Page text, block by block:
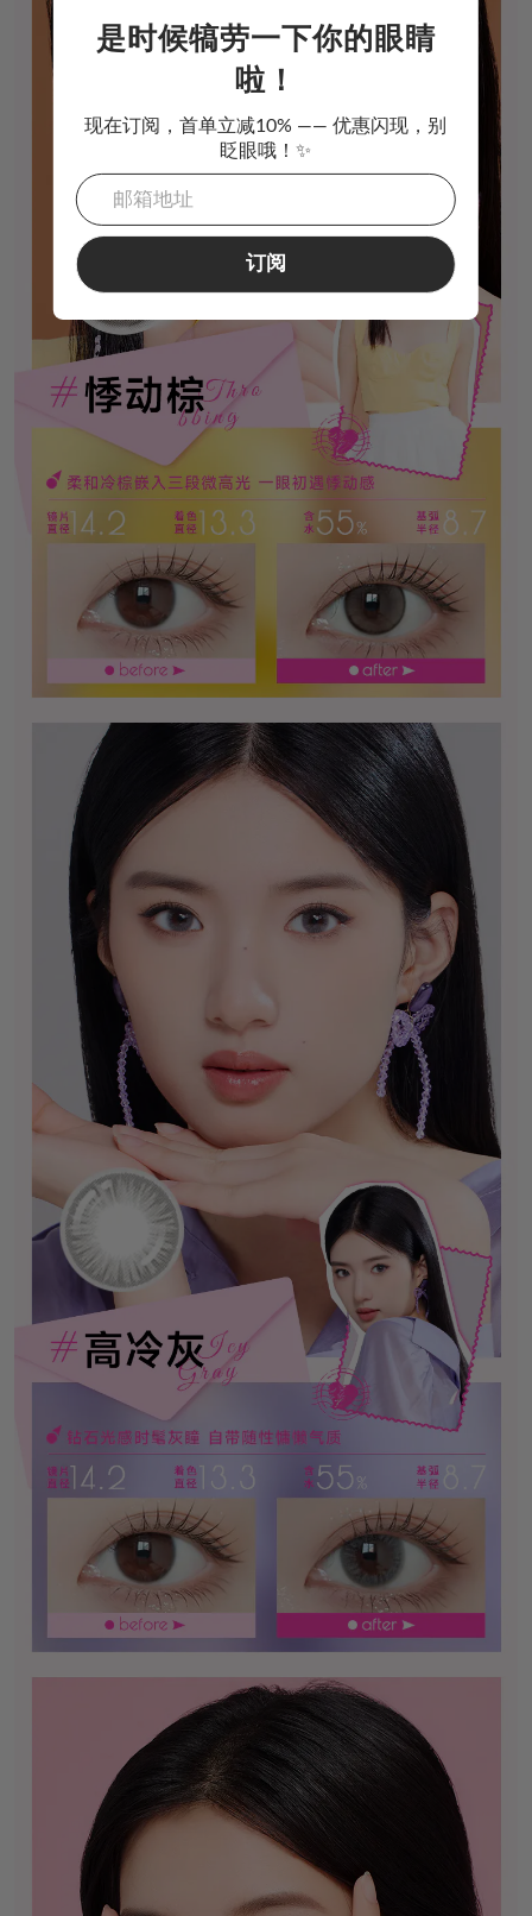
是时候犒劳一下你的眼睛
啦！
现在订阅，首单立减10% —— 优惠闪现，别
眨眼哦！✨
订阅